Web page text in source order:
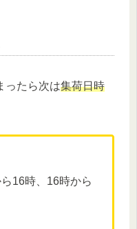
ったら次は集荷日時
16時、16時から